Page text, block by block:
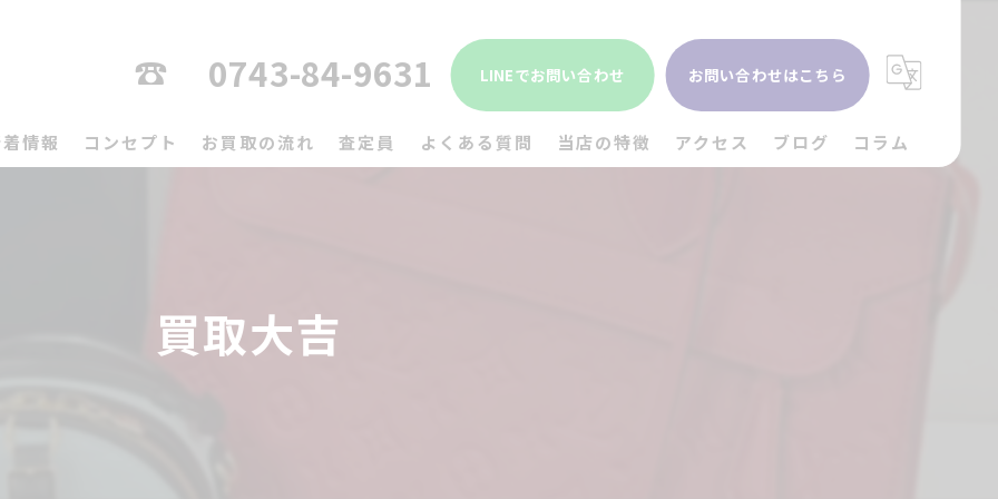
0743-84-9631 LINEでお問い合わせ お問い合わせはこちら
情報 コンセプト お買取の流れ 査定員 よくある質問 当店の特徴 アクセス ブログ コラム
買取大吉